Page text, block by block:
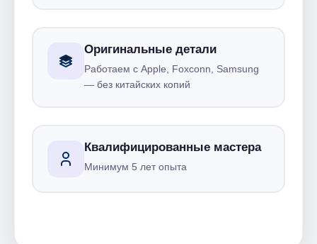
Оригинальные детали
Работаем с Apple, Foxconn, Samsung
— без китайских копий
Квалифицированные мастера
Минимум 5 лет опыта